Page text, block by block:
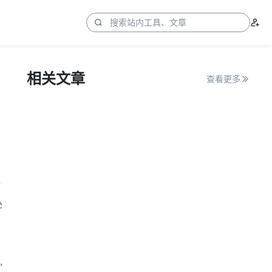
相关文章 查看更多